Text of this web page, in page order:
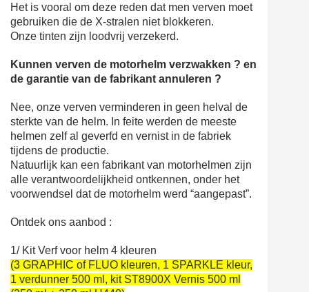
Het is vooral om deze reden dat men verven moet
gebruiken die de X-stralen niet blokkeren.
Onze tinten zijn loodvrij verzekerd.
Kunnen verven de motorhelm verzwakken ? en
de garantie van de fabrikant annuleren ?
Nee, onze verven verminderen in geen helval de
sterkte van de helm. In feite werden de meeste
helmen zelf al geverfd en vernist in de fabriek
tijdens de productie.
Natuurlijk kan een fabrikant van motorhelmen zijn
alle verantwoordelijkheid ontkennen, onder het
voorwendsel dat de motorhelm werd “aangepast”.
Ontdek ons aanbod :
1/ Kit Verf voor helm 4 kleuren
(3 GRAPHIC of FLUO kleuren, 1 SPARKLE kleur,
1 verdunner 500 ml, kit ST8900X Vernis 500 ml